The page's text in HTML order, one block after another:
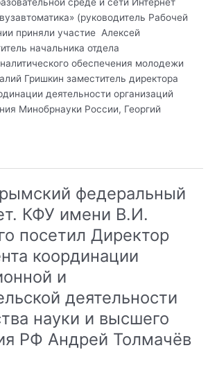
среде и сети Интернет
(руководитель Рабочей
приняли участие Алексей
начальника отдела
обеспечения молодежи
Гришкин заместитель директора
деятельности организаций
Минобрнауки России, Георгий
федеральный
КФУ имени В.И.
посетил Директор
координации
и
деятельности
науки и высшего
РФ Андрей Толмачёв